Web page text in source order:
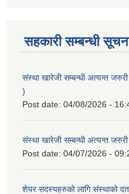
सहकारी सम्बन्धी
संस्था खारेजी सम्बन्धी अत्यन्त
)
Post date: 04/08/2026 -
संस्था खारेजी सम्बन्धी अत्यन्त
Post date: 04/07/2026 -
शेयर सदस्यहरुको लागि संस्थाको